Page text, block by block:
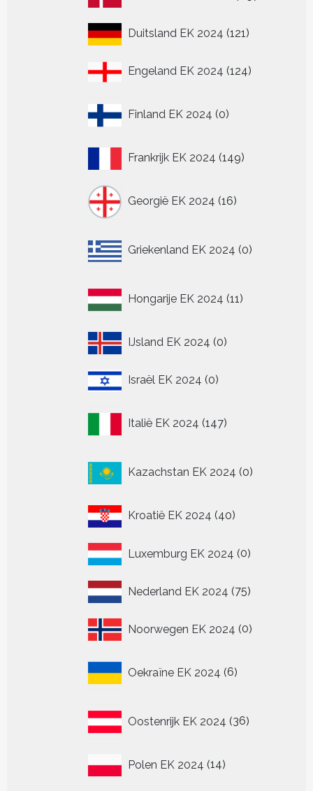
Duitsland EK 2024 121121
Engeland EK 2024 124124
Finland EK 2024 0
producten
Frankrijk EK 2024 149149
Georgië EK 2024 16
producten
Griekenland EK 2024 0
producten
Hongarije EK 2024 11
producten
IJsland EK 2024 00
Israël EK 2024 00
Italië EK 2024 147
producten
Kazachstan EK 2024 0
producten
Kroatië EK 2024 4040
Luxemburg EK 2024 00
Nederland EK 2024 7575
Noorwegen EK 2024 00
Oekraïne EK 2024 6
producten
Oostenrijk EK 2024 36
producten
Polen EK 2024 1414